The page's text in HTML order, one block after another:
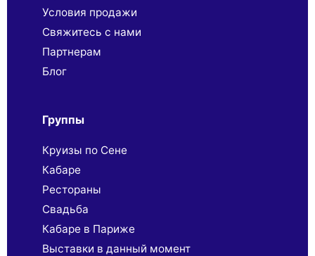
Условия продажи
Свяжитесь с нами
Партнерaм
Блог
Группы
Круизы по Сене
Кабаре
Рестораны
Свадьба
Кабаре в Париже
Выставки в данный момент